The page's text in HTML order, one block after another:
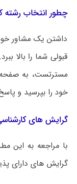
چطور انتخاب رشته
داشتن یک مشاور
قبولی شما را بالا
مسترتست، به صفحه
خود را بپرسید و
گرایش های
با مراجعه به این
گرایش های دارای